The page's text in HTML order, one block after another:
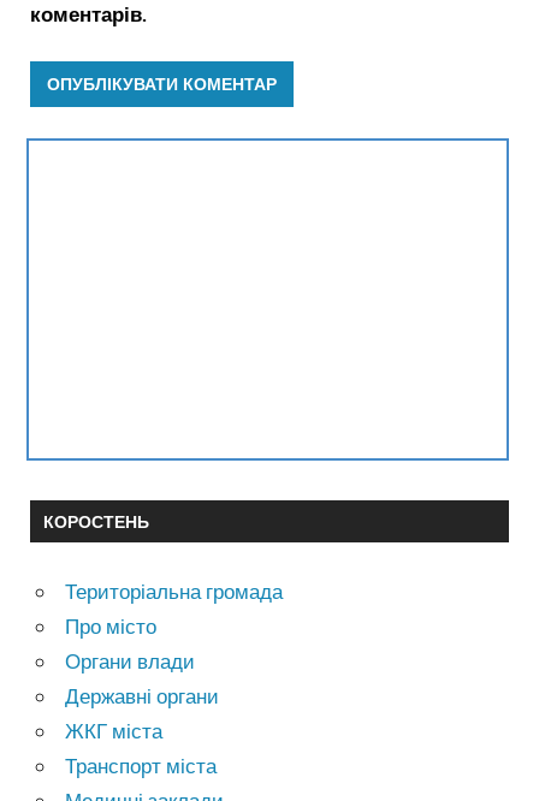
коментарів.
КОРОСТЕНЬ
Територіальна громада
Про місто
Органи влади
Державні органи
ЖКГ міста
Транспорт міста